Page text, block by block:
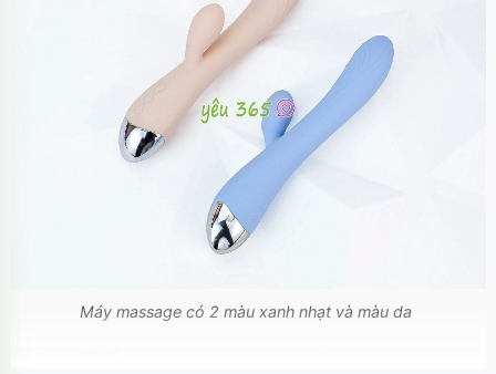
Máy massage có 2 màu xanh nhạt và màu da